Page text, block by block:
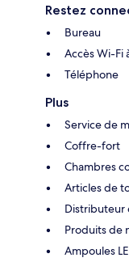
Restez
Bureau
Accès Wi-Fi
Téléphone
Plus
Service de
Coffre-fort
Chambres
Articles de
Distributeur
Produits de
Ampoules